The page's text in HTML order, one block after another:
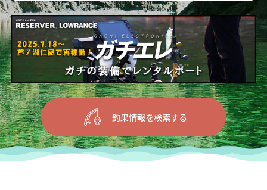
釣果情報を検索する